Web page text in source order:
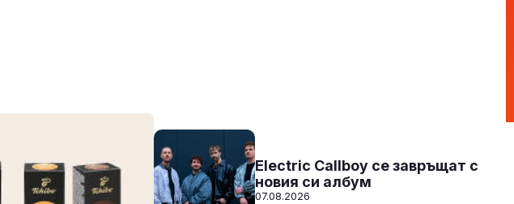
Electric Callboy се завръщат с
новия си албум
07.08.2026